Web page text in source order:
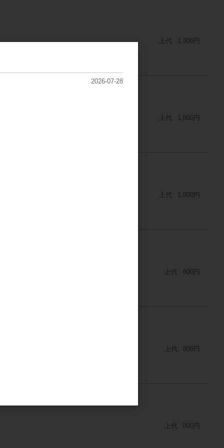
上代 1,800円
上代 1,800円
上代 1,800円
上代 800円
上代 800円
上代 800円
2026-07-28